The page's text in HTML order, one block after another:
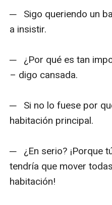
─   Sigo queriendo un
a insistir.
─   ¿Por qué es tan
– digo cansada.
─   Si no lo fuese por
habitación principal.
─   ¿En serio? ¡Porque
tendría que mover
habitación!